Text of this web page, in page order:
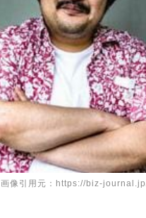
画像引用元：https://biz-